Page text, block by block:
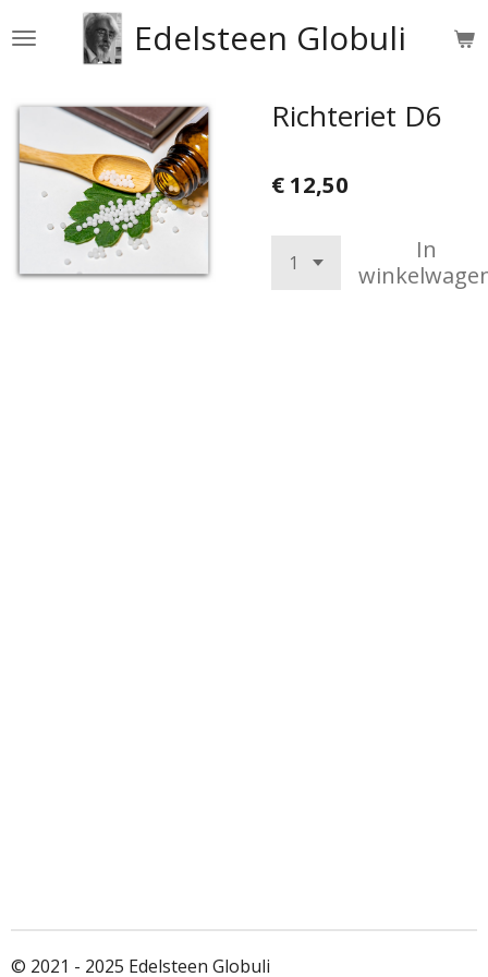
direct
de
hoofdinhoud
Edelsteen Globuli
Richteriet D6
€ 12,50
In
© 2021 - 2025 Edelsteen Globuli